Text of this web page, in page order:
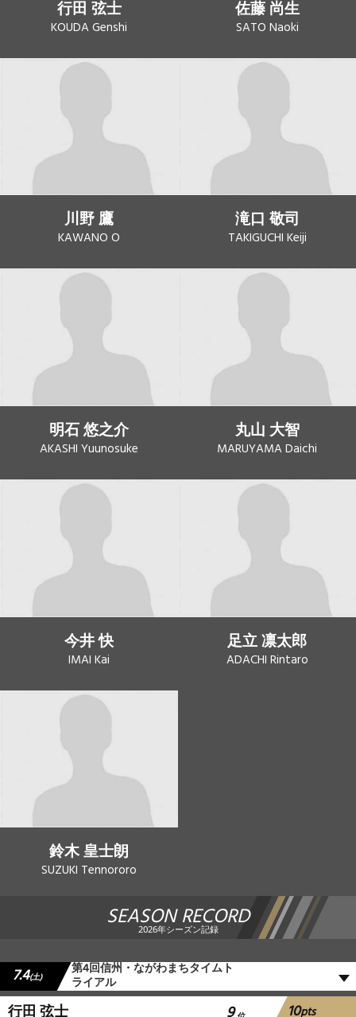
行田 弦士
KOUDA Genshi
佐藤 尚生
SATO Naoki
川野 鷹
KAWANO O
滝口 敬司
TAKIGUCHI Keiji
明石 悠之介
AKASHI Yuunosuke
丸山 大智
MARUYAMA Daichi
今井 快
IMAI Kai
足立 凛太郎
ADACHI Rintaro
鈴木 皇士朗
SUZUKI Tennororo
SEASON RECORD
2026年シーズン記録
7.4(土) 第4回信州・ながわまちタイムト
ライアル
10pts